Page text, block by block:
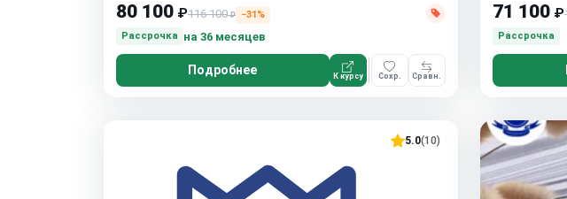
80 100 ₽116 100₽
−31%
Рассрочка
на 36 месяцев
Подробнее К курсу Сохр. Сравн.
71 100 ₽
Рассрочка
5.0(10)